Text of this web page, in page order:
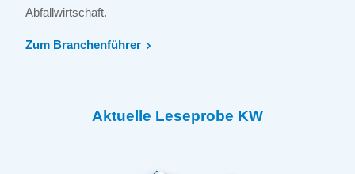
Abfallwirtschaft.
Zum Branchenführer
Aktuelle Leseprobe KW